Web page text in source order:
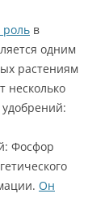
в
одним
растениям
несколько
Фосфор
Он